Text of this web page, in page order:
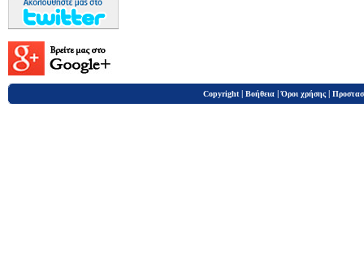
Copyright | Βοήθεια |Όροι χρήσης |